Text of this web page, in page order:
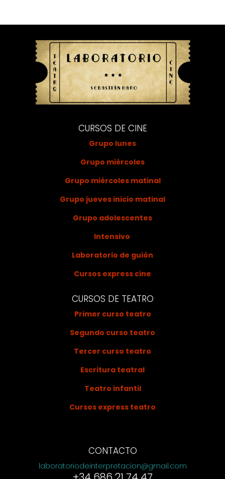
CURSOS DE CINE
Grupo lunes
Grupo miércoles
Grupo miércoles matinal
Grupo jueves inicio matinal
Grupo adolescentes
Intensivo
Laboratorio de guión
Cursos express cine
CURSOS DE TEATRO
Primer curso teatro
Segundo curso teatro
Tercer curso teatro
Escritura teatral
Teatro infantil
Cursos express teatro
CONTACTO
laboratoriodeinterpretacion@gmail.com